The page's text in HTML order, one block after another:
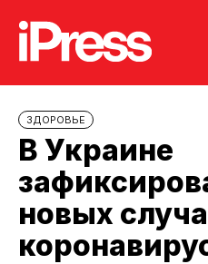
ЗДОРОВЬЕ
В Украине
новых